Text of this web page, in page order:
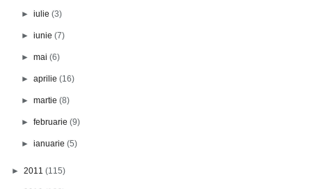
►iulie(3)
►iunie(7)
►mai(6)
►aprilie(16)
►martie(8)
►februarie(9)
►ianuarie(5)
► 2011 (115)